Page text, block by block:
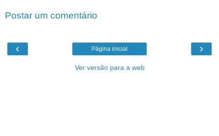
Postar um comentário
‹ ›
Página inicial
Ver versão para a web